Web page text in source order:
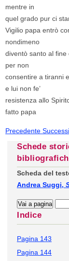
mentre in
quel grado pur ci
Vigilio papa entrò
nondimeno
diventò santo al
per non
consentire a tiranni
e lui non fe’
resistenza allo
fatto papa
Precedente
Schede
Scheda del
Andrea Suggi,
Indice
Pagina 143
Pagina 144